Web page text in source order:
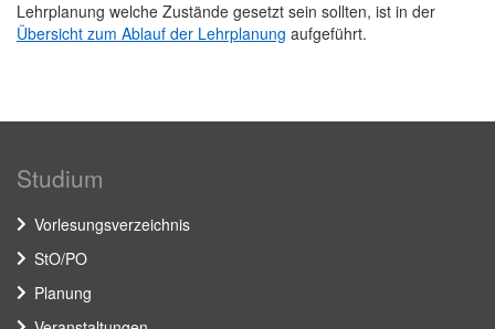
Lehrplanung welche Zustände gesetzt sein sollten, ist in der
Übersicht zum Ablauf der Lehrplanung aufgeführt.
Studium
Vorlesungsverzeichnis
StO/PO
Planung